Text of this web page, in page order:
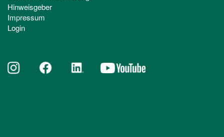
Hinweisgeber
Impressum
Login